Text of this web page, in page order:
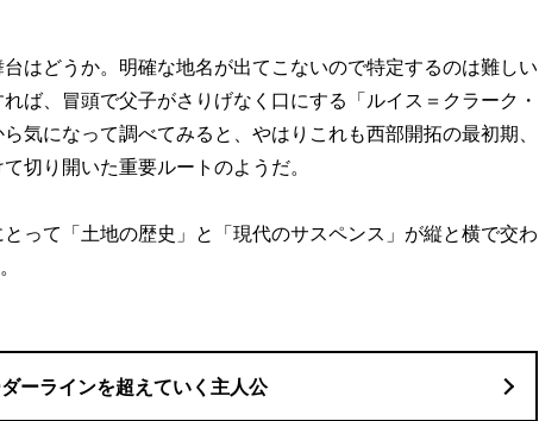
はどうか。明確な地名が出てこないので特定するのは難しい
ば、冒頭で父子がさりげなく口にする「ルイス＝クラーク・
気になって調べてみると、やはりこれも西部開拓の最初期、
切り開いた重要ルートのようだ。
って「土地の歴史」と「現代のサスペンス」が縦と横で交わ
ーラインを超えていく主人公